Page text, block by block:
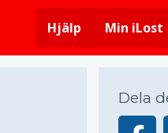
Hjälp Min iLost
Dela